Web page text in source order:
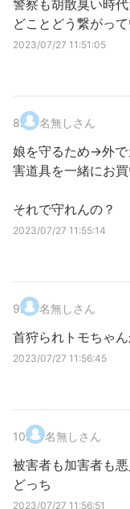
警察も胡散臭い時代
どことどう繋がって
2023/07/27 11:51:05
8. 名無しさん
娘を守るため→外
害道具を一緒にお
それで守れんの？
2023/07/27 11:55:14
9. 名無しさん
首狩られトモちゃ
2023/07/27 11:56:45
10. 名無しさん
被害者も加害者も
どっち
2023/07/27 11:56:51